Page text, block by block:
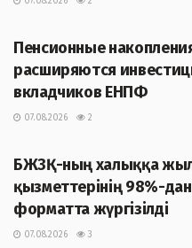
Пенсионные
расширяются
вкладчиков ЕНПФ
07.08.2026
2
БЖЗҚ-ның халыққа жыл
қызметтерінің 98%-
форматта жүргізілді
07.08.2026
3